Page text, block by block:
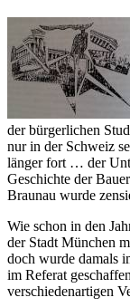
der bürgerlichen
nur in der Schweiz
länger fort … der
Geschichte der
Braunau wurde
Wie schon in den
der Stadt München
doch wurde damals
im Referat
verschiedenartigen